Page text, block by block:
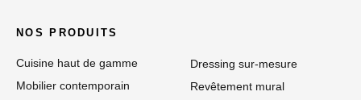
NOS PRODUITS
Cuisine haut de gamme
Mobilier contemporain
Dressing sur-mesure
Revêtement mural